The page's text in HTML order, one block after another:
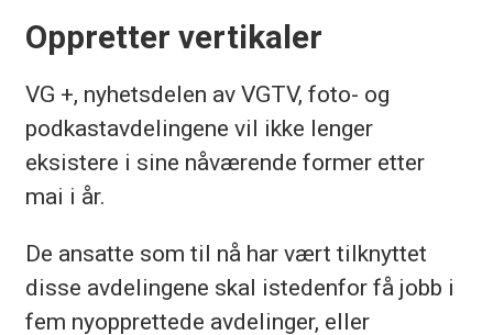
Oppretter vertikaler
VG +, nyhetsdelen av VGTV, foto- og
podkastavdelingene vil ikke lenger
eksistere i sine nåværende former etter
mai i år.
De ansatte som til nå har vært tilknyttet
disse avdelingene skal istedenfor få jobb i
fem nyopprettede avdelinger, eller